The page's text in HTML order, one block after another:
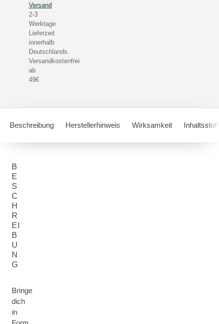
Versand
2-3
Werktage
Lieferzeit
innerhalb
Deutschlands.
Versandkostenfrei
ab
49€
Beschreibung Herstellerhinweis Wirksamkeit
B
E
S
C
H
R
EI
B
U
N
G
Bringe
dich
in